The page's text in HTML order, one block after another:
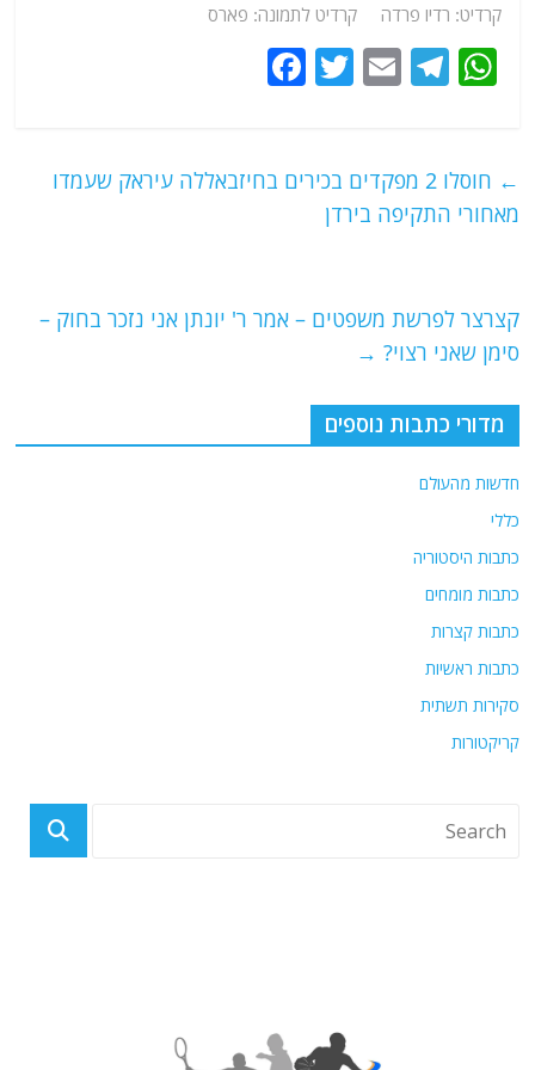
קרדיט: רדיו פרדה קרדיט לתמונה: פארס
W
s
A
T
g
ra
E
l
T
er
e
k
←
חוסלו 2 מפקדים בכירים בחיזבאללה עיראק שעמדו
מאחורי התקיפה בירדן
קצרצר לפרשת משפטים – אמר ר' יונתן אני נזכר בחוק –
סימן שאני רצוי? →
מדורי כתבות נוספים
חדשות מהעולם
כללי
כתבות היסטוריה
כתבות מומחים
כתבות קצרות
כתבות ראשיות
סקירות תשתית
קריקטורות